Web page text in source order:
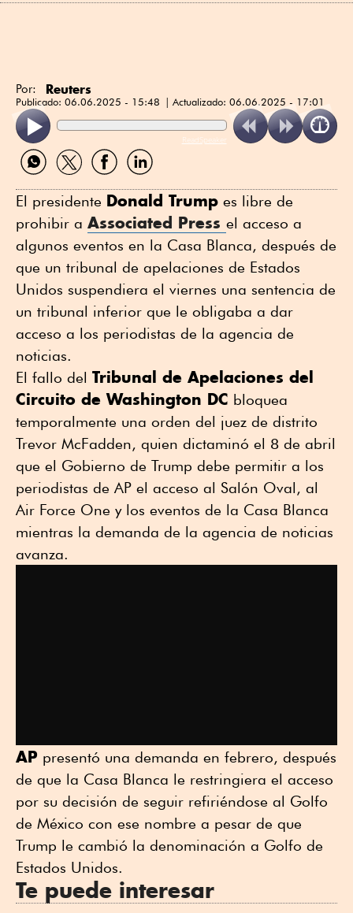
Por: Reuters
Publicado: 06.06.2025 - 15:48 Actualizado: 06.06.2025 - 17:01
ReadSpeaker
Compartir
por
Compartir
por
Compartir
por
Compartir
por
El presidente Donald Trump es libre de
prohibir a Associated Press el acceso a
algunos eventos en la Casa Blanca, después de
que un tribunal de apelaciones de Estados
Unidos suspendiera el viernes una sentencia de
un tribunal inferior que le obligaba a dar
acceso a los periodistas de la agencia de
noticias.
El fallo del Tribunal de Apelaciones del
Circuito de Washington DC bloquea
temporalmente una orden del juez de distrito
Trevor McFadden, quien dictaminó el 8 de abril
que el Gobierno de Trump debe permitir a los
periodistas de AP el acceso al Salón Oval, al
Air Force One y los eventos de la Casa Blanca
mientras la demanda de la agencia de noticias
avanza.
AP presentó una demanda en febrero, después
de que la Casa Blanca le restringiera el acceso
por su decisión de seguir refiriéndose al Golfo
de México con ese nombre a pesar de que
Trump le cambió la denominación a Golfo de
Estados Unidos.
Te puede interesar